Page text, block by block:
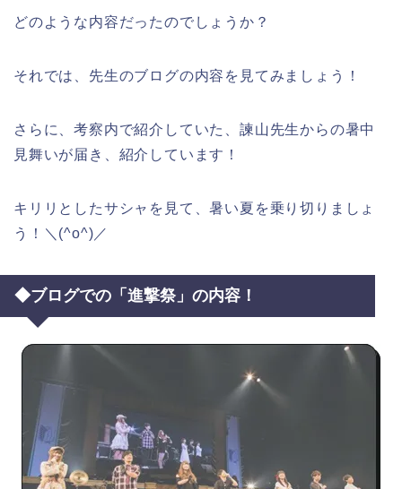
どのような内容だったのでしょうか？
それでは、先生のブログの内容を見てみましょう！
さらに、考察内で紹介していた、諫山先生からの暑中
見舞いが届き、紹介しています！
キリリとしたサシャを見て、暑い夏を乗り切りましょ
う！＼(^o^)／
◆ブログでの「進撃祭」の内容！